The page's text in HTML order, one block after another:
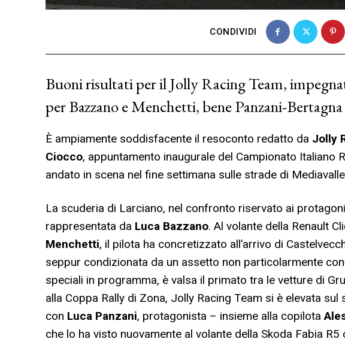
CONDIVIDI
Buoni risultati per il Jolly Racing Team,
per Bazzano e Menchetti, bene Panzani-Bertagna
È ampiamente soddisfacente il resoconto redatto da Jolly
Ciocco, appuntamento inaugurale del Campionato Italiano
andato in scena nel fine settimana sulle strade di
La scuderia di Larciano, nel confronto riservato ai
rappresentata da Luca Bazzano. Al volante della Renault
Menchetti, il pilota ha concretizzato all’arrivo di
seppur condizionata da un assetto non particolarmente
speciali in programma, è valsa il primato tra le vetture di
alla Coppa Rally di Zona, Jolly Racing Team si è elevata
con Luca Panzani, protagonista – insieme alla copilota
che lo ha visto nuovamente al volante della Skoda Fabia R5